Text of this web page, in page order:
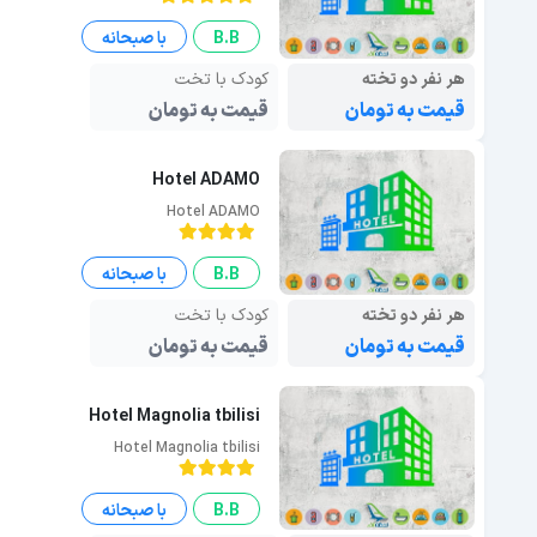
B.B
با صبحانه
هر نفر دو تخته
قیمت به تومان
کودک با تخت
قیمت به تومان
Hotel ADAMO
Hotel ADAMO
B.B
با صبحانه
هر نفر دو تخته
قیمت به تومان
کودک با تخت
قیمت به تومان
Hotel Magnolia tbilisi
Hotel Magnolia tbilisi
B.B با صبحانه